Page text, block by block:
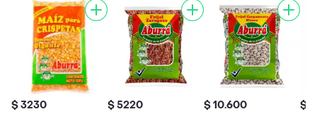
$ 3230 $ 5220 $ 10.600 $